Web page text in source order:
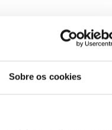
Sobre os cookies